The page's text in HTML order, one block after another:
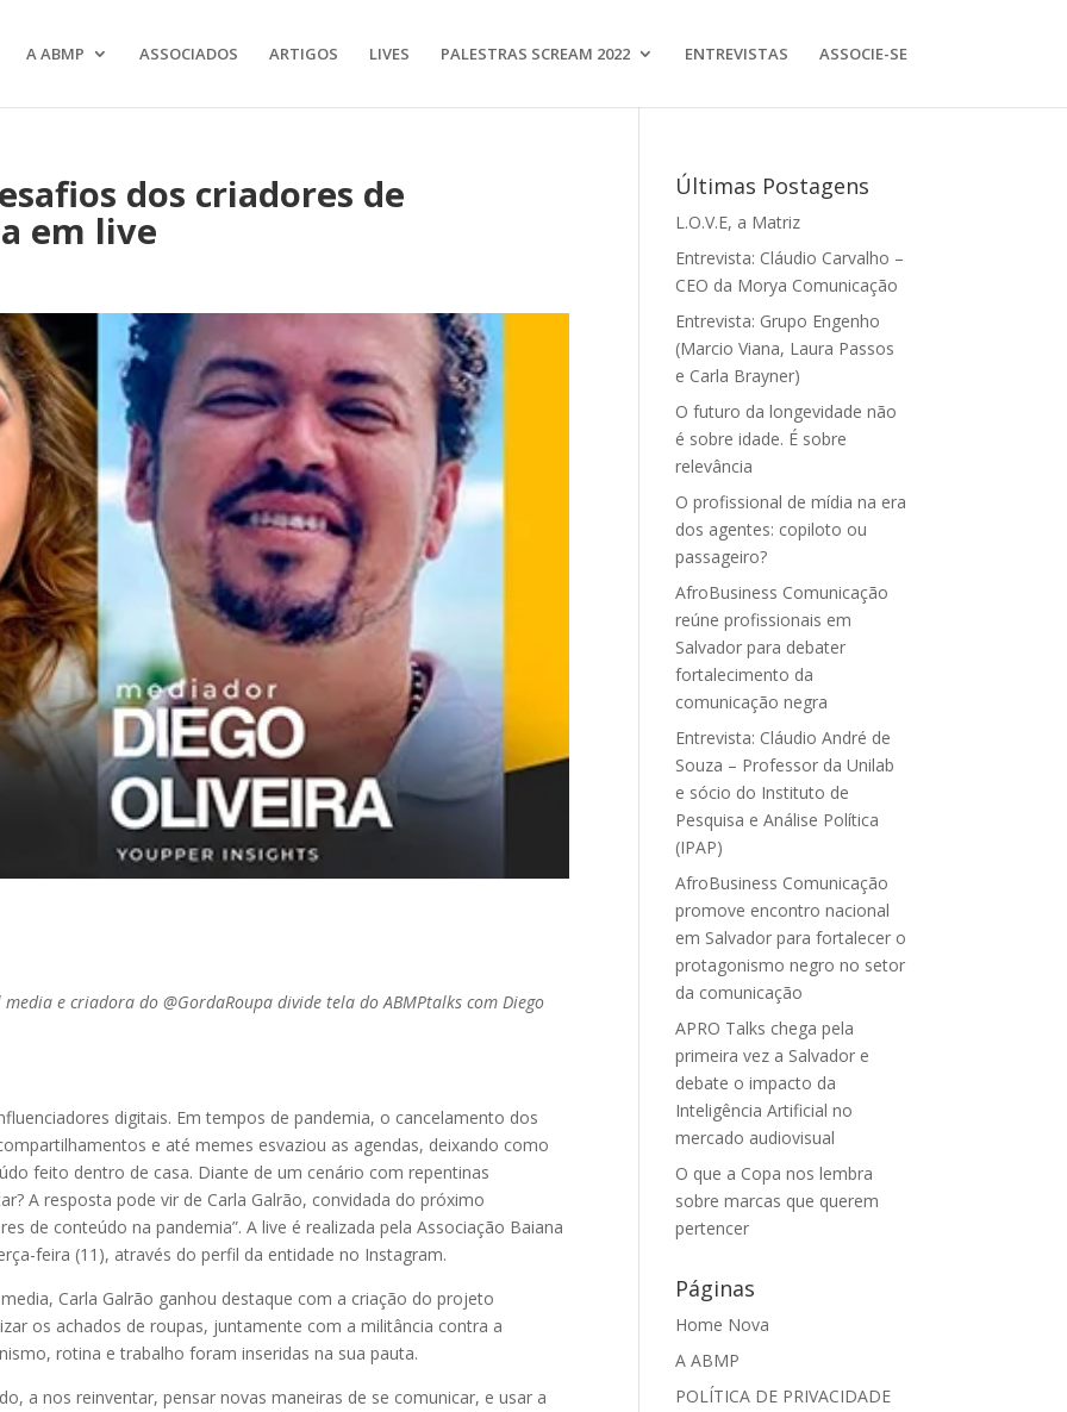
A ABMP ASSOCIADOS ARTIGOS LIVES PALESTRAS SCREAM 2022 ENTREVISTAS ASSOCIE-SE
dos criadores de
em live
e criadora do @GordaRoupa divide tela do ABMPtalks com Diego
digitais. Em tempos de pandemia, o cancelamento dos
e até memes esvaziou as agendas, deixando como
feito dentro de casa. Diante de um cenário com repentinas
A resposta pode vir de Carla Galrão, convidada do próximo
de conteúdo na pandemia”. A live é realizada pela Associação Baiana
feira (11), através do perfil da entidade no Instagram.
Carla Galrão ganhou destaque com a criação do projeto
os achados de roupas, juntamente com a militância contra a
rotina e trabalho foram inseridas na sua pauta.
a nos reinventar, pensar novas maneiras de se comunicar, e usar a
Últimas Postagens
L.O.V.E, a Matriz
Entrevista: Cláudio Carvalho –
CEO da Morya Comunicação
Entrevista: Grupo Engenho
(Marcio Viana, Laura Passos
e Carla Brayner)
O futuro da longevidade não
é sobre idade. É sobre
relevância
O profissional de mídia na era
dos agentes: copiloto ou
passageiro?
AfroBusiness Comunicação
reúne profissionais em
Salvador para debater
fortalecimento da
comunicação negra
Entrevista: Cláudio André de
Souza – Professor da Unilab
e sócio do Instituto de
Pesquisa e Análise Política
(IPAP)
AfroBusiness Comunicação
promove encontro nacional
em Salvador para fortalecer o
protagonismo negro no setor
da comunicação
APRO Talks chega pela
primeira vez a Salvador e
debate o impacto da
Inteligência Artificial no
mercado audiovisual
O que a Copa nos lembra
sobre marcas que querem
pertencer
Páginas
Home Nova
A ABMP
POLÍTICA DE PRIVACIDADE